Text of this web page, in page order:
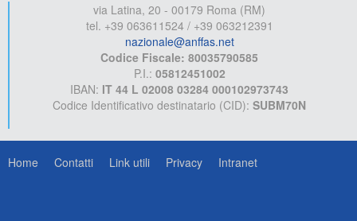
via Latina, 20 - 00179 Roma (RM)
tel. +39 063611524 / +39 063212391
nazionale@anffas.net
Codice Fiscale: 80035790585
P.I.: 05812451002
IBAN: IT 44 L 02008 03284 000102973743
Codice Identificativo destinatario (CID): SUBM70N
Home Contatti Link utili Privacy Intranet